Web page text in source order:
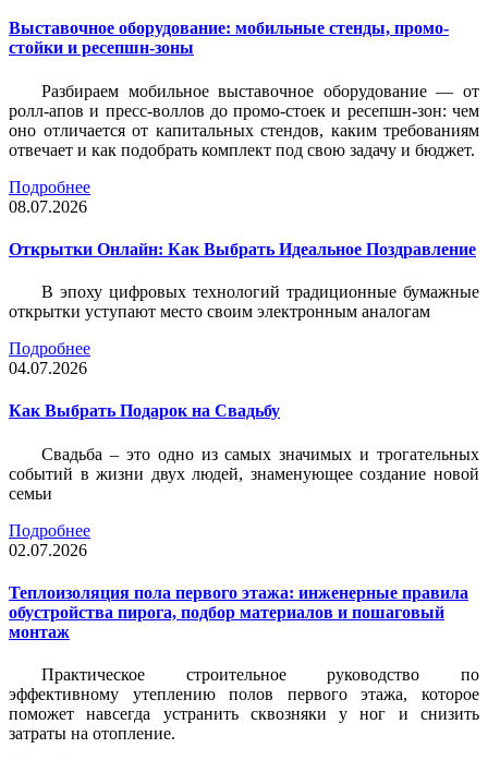
Выставочное оборудование: мобильные стенды, промо-
стойки и ресепшн-зоны
Разбираем мобильное выставочное оборудование — от
ролл-апов и пресс-воллов до промо-стоек и ресепшн-зон: чем
оно отличается от капитальных стендов, каким требованиям
отвечает и как подобрать комплект под свою задачу и бюджет.
Подробнее
08.07.2026
Открытки Онлайн: Как Выбрать Идеальное Поздравление
В эпоху цифровых технологий традиционные бумажные
открытки уступают место своим электронным аналогам
Подробнее
04.07.2026
Как Выбрать Подарок на Свадьбу
Свадьба – это одно из самых значимых и трогательных
событий в жизни двух людей, знаменующее создание новой
семьи
Подробнее
02.07.2026
Теплоизоляция пола первого этажа: инженерные правила
обустройства пирога, подбор материалов и пошаговый
монтаж
Практическое строительное руководство по
эффективному утеплению полов первого этажа, которое
поможет навсегда устранить сквозняки у ног и снизить
затраты на отопление.